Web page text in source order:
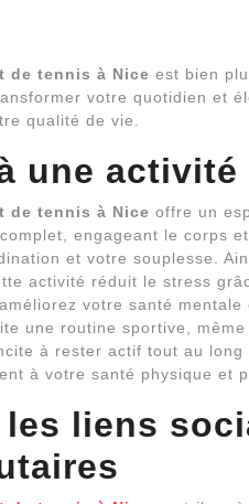
de tennis à Nice est bien
votre quotidien et
qualité de vie.
une
de tennis à Nice offre un
engageant le corps
et votre souplesse.
activité réduit le stress
votre santé
une routine sportive,
à rester actif tout au
à votre santé physique et
les liens